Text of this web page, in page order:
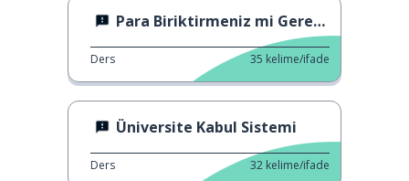
Para Biriktirmeniz mi Gerekiyor?
Ders 35 kelime/ifade
Üniversite Kabul Sistemi
Ders 32 kelime/ifade